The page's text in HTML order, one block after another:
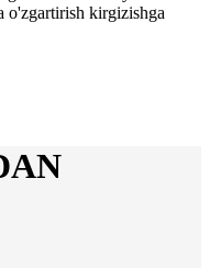
o'zgartirish kirgizishga